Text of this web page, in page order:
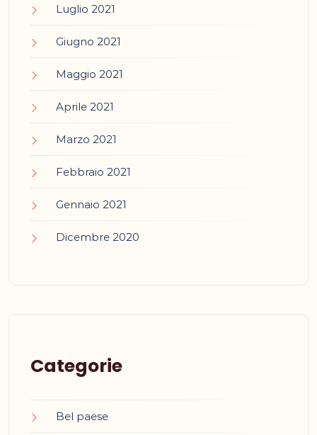
Luglio 2021
Giugno 2021
Maggio 2021
Aprile 2021
Marzo 2021
Febbraio 2021
Gennaio 2021
Dicembre 2020
Categorie
Bel paese